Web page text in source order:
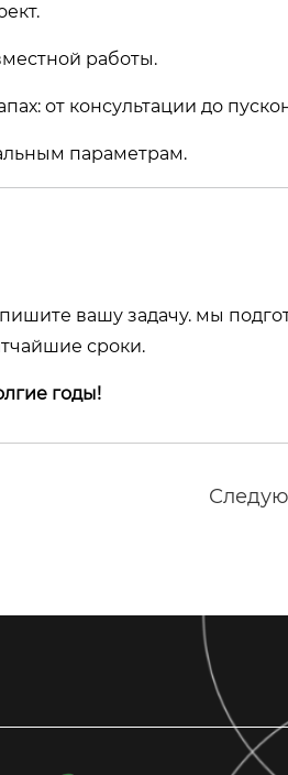
работы.
от консультации до
параметрам.
вашу задачу. мы
сроки.
годы!